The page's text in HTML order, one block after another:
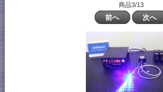
商品3/13
前へ 次へ